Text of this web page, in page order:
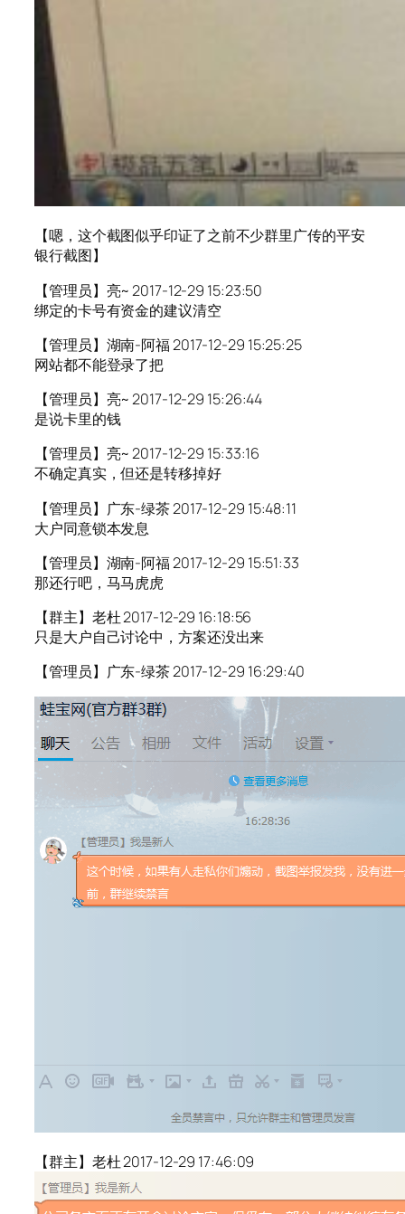
【嗯，这个截图似乎印证了之前不少群里广传的平安
银行截图】
【管理员】亮~ 2017-12-29 15:23:50
绑定的卡号有资金的建议清空
【管理员】湖南-阿福 2017-12-29 15:25:25
网站都不能登录了把
【管理员】亮~ 2017-12-29 15:26:44
是说卡里的钱
【管理员】亮~ 2017-12-29 15:33:16
不确定真实，但还是转移掉好
【管理员】广东-绿茶 2017-12-29 15:48:11
大户同意锁本发息
【管理员】湖南-阿福 2017-12-29 15:51:33
那还行吧，马马虎虎
【群主】老杜 2017-12-29 16:18:56
只是大户自己讨论中，方案还没出来
【管理员】广东-绿茶 2017-12-29 16:29:40
【群主】老杜 2017-12-29 17:46:09